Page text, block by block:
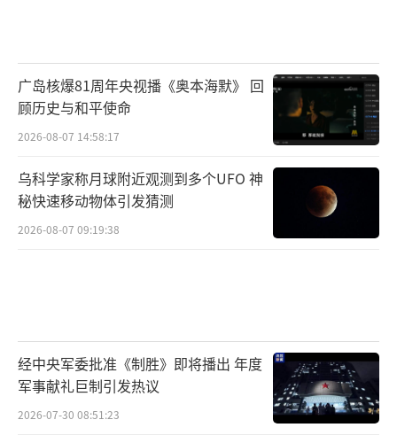
广岛核爆81周年央视播《奥本海默》 回
顾历史与和平使命
2026-08-07 14:58:17
乌科学家称月球附近观测到多个UFO 神
秘快速移动物体引发猜测
2026-08-07 09:19:38
经中央军委批准《制胜》即将播出 年度
军事献礼巨制引发热议
2026-07-30 08:51:23